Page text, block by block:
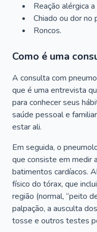
Reação alérgica a
Chiado ou dor no
Roncos.
Como é uma
A consulta com
que é uma entrevista
para conhecer seus
saúde pessoal e
estar ali.
Em seguida, o
que consiste em medir
batimentos cardíacos.
físico do tórax, que
região (normal, “peito
palpação, a ausculta
tosse e outros testes